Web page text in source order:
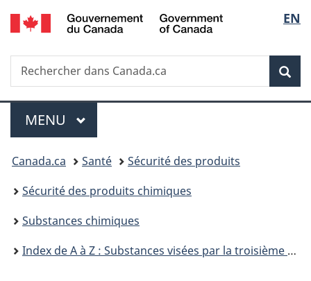
Passer
au
principal
Passer
à
Au
du
Passer
à
version
simplifiée
de
la
EN
Recherche
Rechercher
dans
Menu
MENU PRINCIPAL
Vous
êtes
ici :
Canada.ca Santé
Sécurité des produits
Sécurité des produits chimiques
Substances chimiques
Index de A à Z : Substances visées par la troisième phase du Plan de gestion des produits chimiques